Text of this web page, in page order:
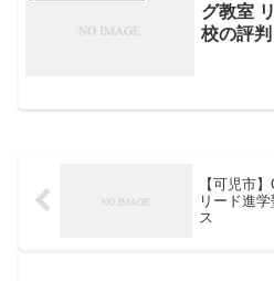
グ教室
校の評
【可児市
リード進
ス